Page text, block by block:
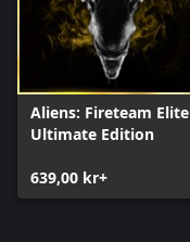
Aliens: Fireteam Elite
Ultimate Edition
639,00 kr+